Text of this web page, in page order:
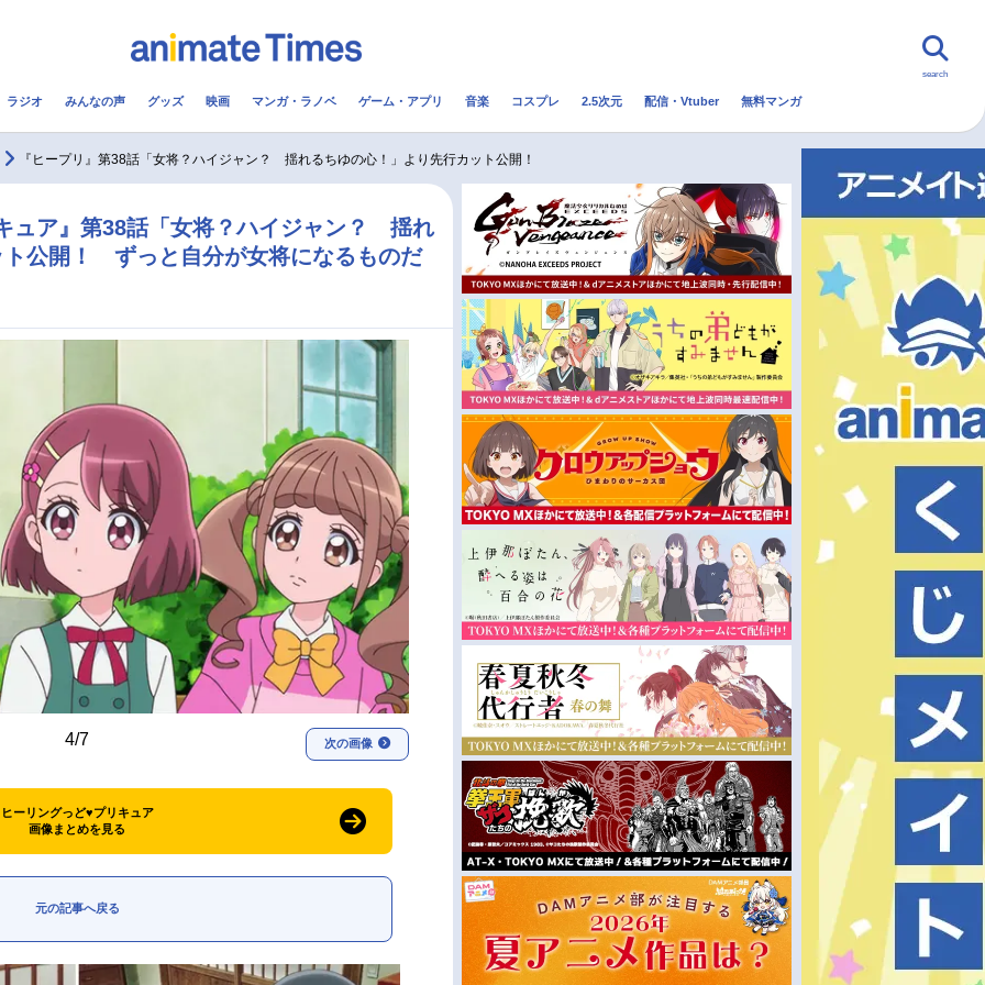
コスプレ 2.5次元 配信・Vtuber トレンド 無料マンガ
今期アニメ曜日別一覧
夏アニメ
秋アニメ
冬アニメ
search
ラジオ みんなの声 グッズ 映画 マンガ・ラノベ ゲーム・アプリ 音楽 コスプレ 2.5次元 配信・Vtuber 無料マンガ
『ヒープリ』第38話「女将？ハイジャン？ 揺れるちゆの心！」より先行カット公開！
ュア』第38話「女将？ハイジャン？ 揺れ
公開！ ずっと自分が女将になるものだ
4/7 次の画像
ヒーリングっど♥プリキュア
画像まとめを見る
元の記事へ戻る